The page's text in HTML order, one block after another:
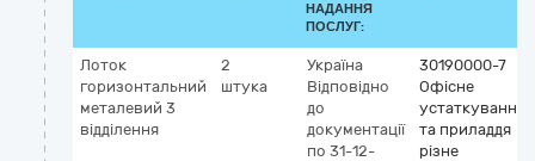
НАДАННЯ
ПОСЛУГ:
Лоток
горизонтальний
металевий 3
відділення
2
штука
Україна
Відповідно
до
документації
по 31-12-
30190000-7
Офісне
устаткування
та приладдя
різне